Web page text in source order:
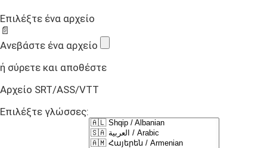
Επιλέξτε ένα αρχείο
📄
Ανεβάστε ένα αρχείο
ή σύρετε και αποθέστε
Αρχείο SRT/ASS/VTT
Επιλέξτε γλώσσες: